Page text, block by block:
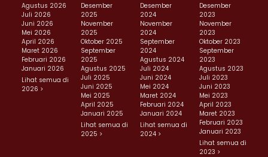
Agustus 2026
Juli 2026
Juni 2026
Mei 2026
April 2026
Maret 2026
Februari 2026
Januari 2026
Lihat semua di
2026 >
Desember
2025
November
2025
Oktober 2025
September
2025
Agustus 2025
Juli 2025
Juni 2025
Mei 2025
April 2025
Januari 2025
Lihat semua di
2025 >
Desember
2024
November
2024
September
2024
Agustus 2024
Juli 2024
Juni 2024
Mei 2024
Maret 2024
Februari 2024
Januari 2024
Lihat semua di
2024 >
Desember
2023
November
2023
Oktober 2023
September
2023
Agustus 2023
Juli 2023
Juni 2023
Mei 2023
April 2023
Maret 2023
Februari 2023
Januari 2023
Lihat semua di
2023 >